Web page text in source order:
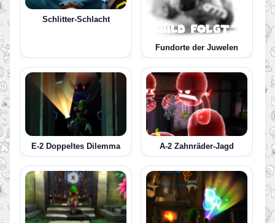
Schlitter-Schlacht
Fundorte der Juwelen
E-2 Doppeltes Dilemma A-2 Zahnräder-Jagd